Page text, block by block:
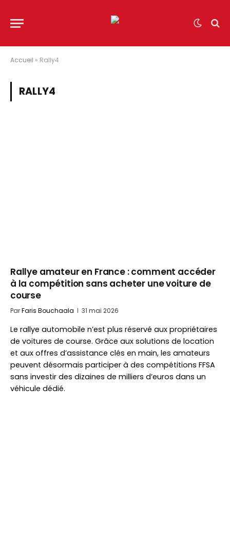
Accueil » Rally4
RALLY4
Rallye amateur en France : comment accéder
à la compétition sans acheter une voiture de
course
ParFaris Bouchaala 31 mai 2026
Le rallye automobile n’est plus réservé aux propriétaires
de voitures de course. Grâce aux solutions de location
et aux offres d’assistance clés en main, les amateurs
peuvent désormais participer à des compétitions FFSA
sans investir des dizaines de milliers d’euros dans un
véhicule dédié.